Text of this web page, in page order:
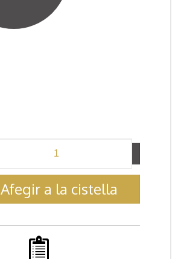
Afegir a la cistella